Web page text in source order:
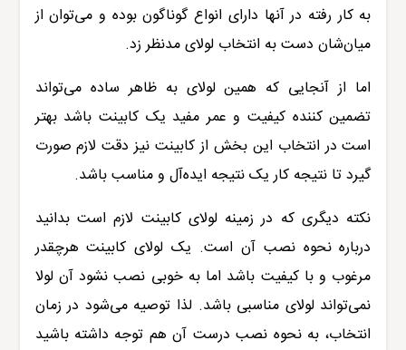
به کار رفته در آنها دارای انواع گوناگون بوده و می‌توان از
میان‌شان دست به انتخاب لولای مدنظر زد.
اما از آنجایی که همین لولای به ظاهر ساده می‌تواند
تضمین کننده کیفیت و عمر مفید یک کابینت باشد بهتر
است در انتخاب این بخش از کابینت نیز دقت لازم صورت
گیرد تا نتیجه کار یک نتیجه ایده‌آل و مناسب باشد.
نکته دیگری که در زمینه لولای کابینت لازم است بدانید
درباره نحوه نصب آن است. یک لولای کابینتهرچقدر
مرغوب و با کیفیت باشد اما به خوبی نصب نشود آن لولا
نمی‌تواند لولای مناسبی باشد. لذا توصیه می‌شود در زمان
انتخاب، به نحوه نصب درست آن هم توجه داشته باشید